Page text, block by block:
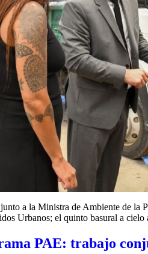
a la Ministra de Ambiente de
Urbanos; el quinto basural a
PAE: trabajo